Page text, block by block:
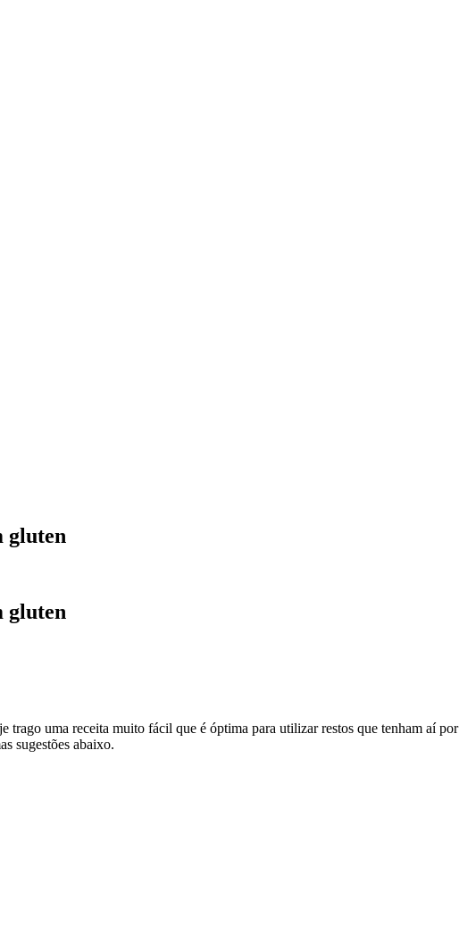
gluten
gluten
uma receita muito fácil que é óptima para utilizar restos que tenham aí
sugestões abaixo.